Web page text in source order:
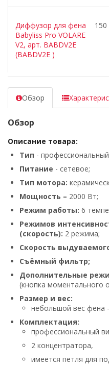
Диффузор для фена
Babyliss Pro VOLARE
V2, арт. BABDV2E
(BABDV2E )
150
Обзор
Обзор
Описание товара:
Тип -
Питание - сетевое;
Тип мотора:
Мощность – 2000 Вт;
Режим работы: 6
Режимов
(скорость): 2 режима;
Скорость
Съёмный фильтр;
Дополнительные
(кнопка моментального
Размер и вес:
небольшой вес фена -
Комплектация:
профессиональный
2 концентратора,
имеется петля для